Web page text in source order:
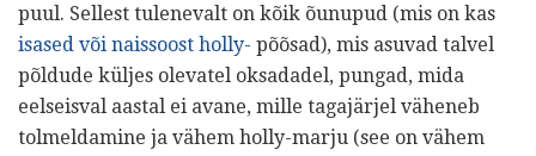
puul. Sellest tulenevalt on kõik õunupud (mis on kas
isased või naissoost holly- põõsad), mis asuvad talvel
põldude küljes olevatel oksadadel, pungad, mida
eelseisval aastal ei avane, mille tagajärjel väheneb
tolmeldamine ja vähem holly-marju (see on vähem